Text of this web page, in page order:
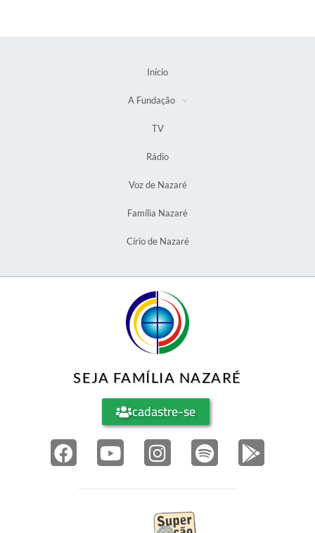
Início
A Fundação
TV
Rádio
Voz de Nazaré
Família Nazaré
Círio de Nazaré
SEJA FAMÍLIA NAZARÉ
cadastre-se